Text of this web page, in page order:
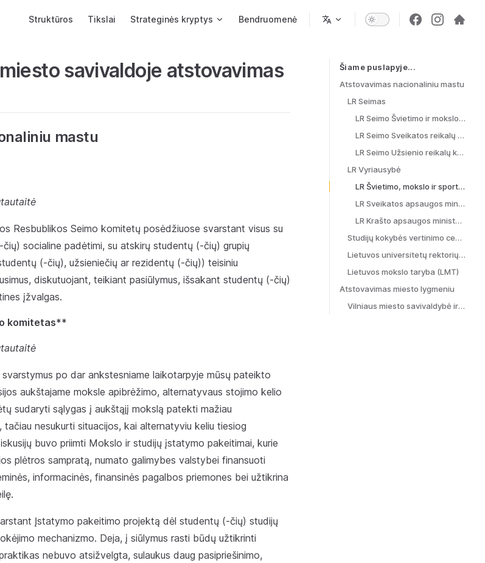
Struktūros Tikslai Strateginės kryptys Bendruomenė
Šiame puslapyje...
Table of Contents for current page
Atstovavimas nacionaliniu mastu
LR Seimas
LR Seimo Švietimo ir mokslo komitetas**
LR Seimo Sveikatos reikalų komitetas (SRK)
LR Seimo Užsienio reikalų komitetas (URK)
LR Vyriausybė
LR Švietimo, mokslo ir sporto ministerija (ŠMSM)
LR Sveikatos apsaugos ministerija (SAM)
LR Krašto apsaugos ministerija (KAM)
Studijų kokybės vertinimo centras (SKVC)
Lietuvos universitetų rektorių konferencija (LURK)
Lietuvos mokslo taryba (LMT)
Atstovavimas miesto lygmeniu
Vilniaus miesto savivaldybė ir Jaunimo reikalų Taryba (JRT)**
savivaldoje atstovavimas
mastu
Resbublikos Seimo komitetų posėdžiuose svarstant visus su
socialine padėtimi, su atskirų studentų (-čių) grupių
(-čių), užsieniečių ar rezidentų (-čių)) teisiniu
diskutuojant, teikiant pasiūlymus, išsakant studentų (-čių)
įžvalgas.
komitetas**
po dar ankstesniame laikotarpyje mūsų pateikto
aukštajame moksle apibrėžimo, alternatyvaus stojimo kelio
sudaryti sąlygas į aukštąjį mokslą patekti mažiau
tačiau nesukurti situacijos, kai alternatyviu keliu tiesiog
buvo priimti Mokslo ir studijų įstatymo pakeitimai, kurie
plėtros sampratą, numato galimybes valstybei finansuoti
informacinės, finansinės pagalbos priemones bei užtikrina
Įstatymo pakeitimo projektą dėl studentų (-čių) studijų
mechanizmo. Deja, į siūlymus rasti būdų užtikrinti
nebuvo atsižvelgta, sulaukus daug pasipriešinimo,